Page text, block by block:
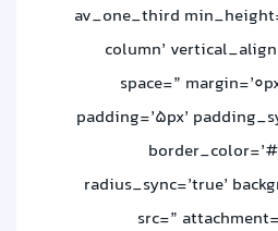
[av_one_third
column’
space=”
padding=’5px’
radius_sync=’true’
src=”